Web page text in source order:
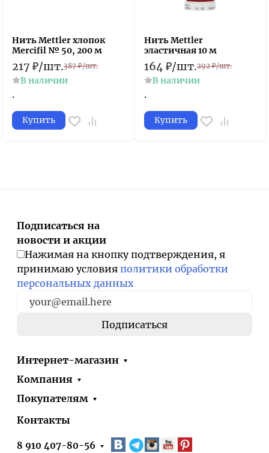
Нить Mettler хлопок
Mercifil № 50, 200 м
217 ₽/шт.387 ₽/шт.
В наличии
.
Купить
Нить Mettler
эластичная 10 м
164₽/шт.292 ₽/шт.
В наличии
.
Купить
Подписаться на
новости и акции
Нажимая на кнопку подтверждения, я
принимаю условия политики обработки
персональных данных
Интернет-магазин
Компания
Покупателям
Контакты
8 910 407-80-56